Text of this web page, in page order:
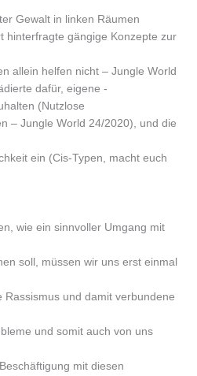
Gewalt in linken Räumen
hinterfragte gängige Konzepte zur
allein helfen nicht – Jungle World
dafür, eigene
(Nutzlose
– Jungle World 24/2020), und die
ein (Cis-Typen, macht euch
wie ein sinnvoller Umgang mit
soll, müssen wir uns erst einmal
Rassismus und damit verbundene
und somit auch von uns
mit diesen